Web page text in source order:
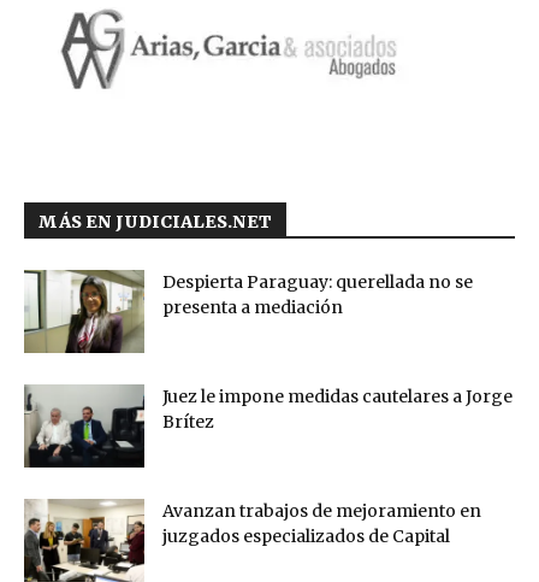
MÁS EN JUDICIALES.NET
Despierta Paraguay: querellada no se
presenta a mediación
Juez le impone medidas cautelares a Jorge
Brítez
Avanzan trabajos de mejoramiento en
juzgados especializados de Capital